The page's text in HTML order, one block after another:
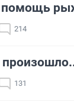
214
131